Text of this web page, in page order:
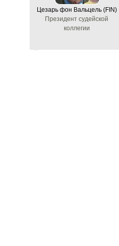
Цезарь фон Вальцель (FIN)
Президент судейской
коллегии